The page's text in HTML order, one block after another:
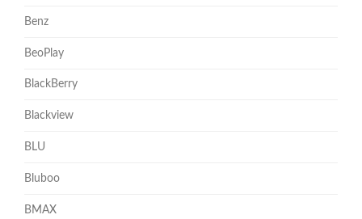
Benz
BeoPlay
BlackBerry
Blackview
BLU
Bluboo
BMAX